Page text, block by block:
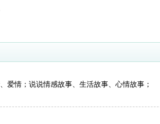
爱情；说说情感故事、生活故事、心情故事；